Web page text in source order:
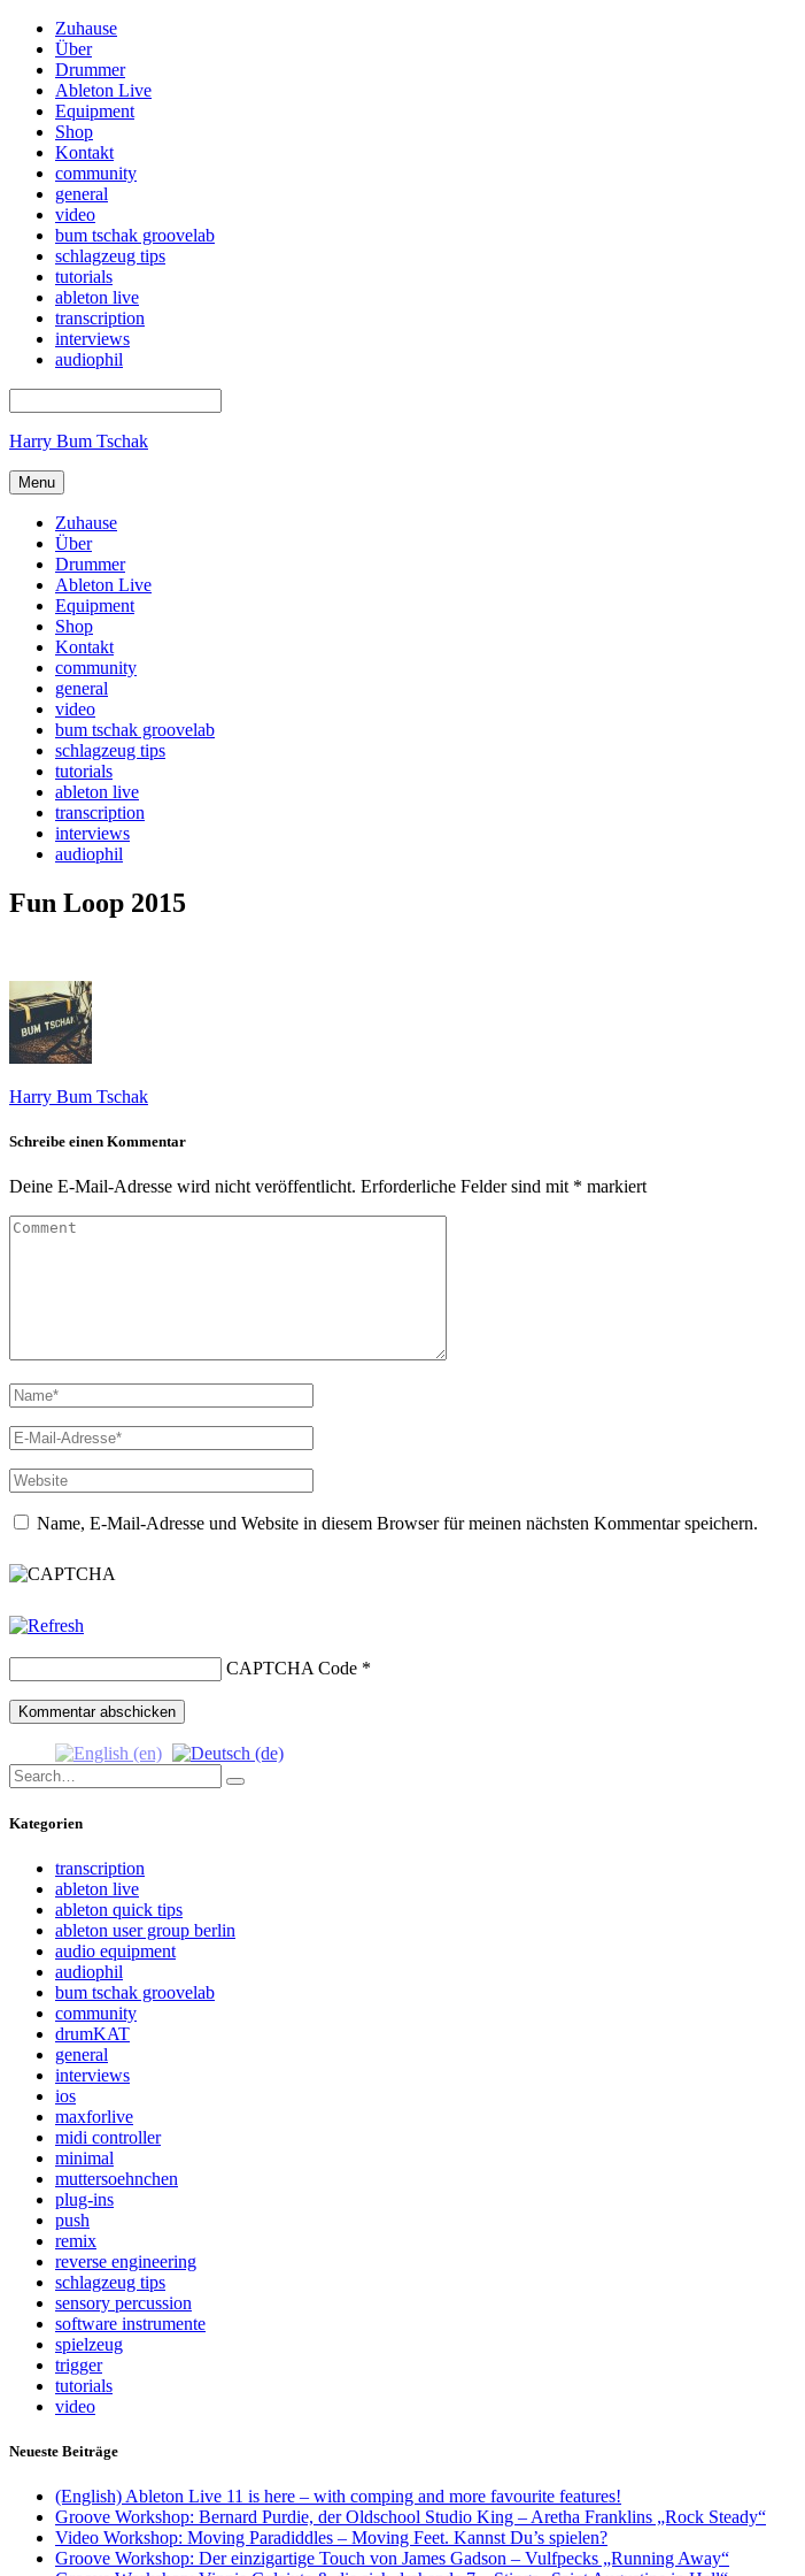
Zuhause
Über
Drummer
Ableton Live
Equipment
Shop
Kontakt
community
general
video
bum tschak groovelab
schlagzeug tips
tutorials
ableton live
transcription
interviews
audiophil
Harry Bum Tschak
Menu
Zuhause
Über
Drummer
Ableton Live
Equipment
Shop
Kontakt
community
general
video
bum tschak groovelab
schlagzeug tips
tutorials
ableton live
transcription
interviews
audiophil
Fun Loop 2015
Harry Bum Tschak
Schreibe einen Kommentar
Deine E-Mail-Adresse wird nicht veröffentlicht. Erforderliche Felder sind mit * markiert
Name, E-Mail-Adresse und Website in diesem Browser für meinen nächsten Kommentar speichern.
CAPTCHA Code *
Search
for:
Search
Kategorien
transcription
ableton live
ableton quick tips
ableton user group berlin
audio equipment
audiophil
bum tschak groovelab
community
drumKAT
general
interviews
ios
maxforlive
midi controller
minimal
muttersoehnchen
plug-ins
push
remix
reverse engineering
schlagzeug tips
sensory percussion
software instrumente
spielzeug
trigger
tutorials
video
Neueste Beiträge
(English) Ableton Live 11 is here – with comping and more favourite features!
Groove Workshop: Bernard Purdie, der Oldschool Studio King – Aretha Franklins „Rock Steady“
Video Workshop: Moving Paradiddles – Moving Feet. Kannst Du’s spielen?
Groove Workshop: Der einzigartige Touch von James Gadson – Vulfpecks „Running Away“